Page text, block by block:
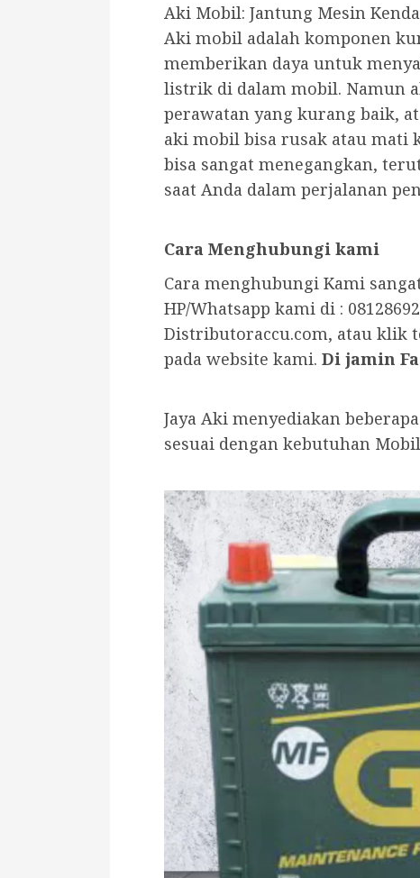
Aki Mobil: Jantung Mesin
Aki mobil adalah komponen
memberikan daya untuk
listrik di dalam mobil. Namun
perawatan yang kurang baik,
aki mobil bisa rusak atau mati
bisa sangat menegangkan,
saat Anda dalam perjalanan
Cara Menghubungi kami
Cara menghubungi Kami
HP/Whatsapp kami di :
Distributoraccu.com, atau klik
pada website kami. Di jamin
Jaya Aki menyediakan
sesuai dengan kebutuhan